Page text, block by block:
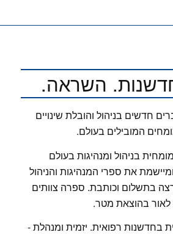
השראה.
חדשים בניהול והובלת שינויים
המובילים בעולם.
בניהול ומנהיגות בעולם
את ספרי המנהיגות והניהול
בתשלום וכותבת. ספרה צוותים
בהוצאת מטר.
בחדשנות רפואית. יזמית ומנהלת -